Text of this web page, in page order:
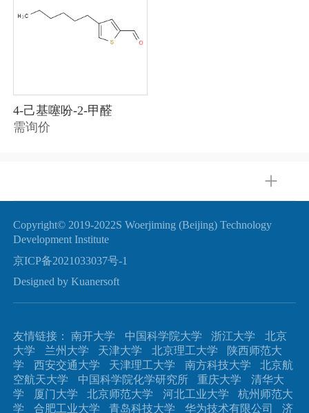
4-己基噻吩-2-甲醛
需询价
Copyright© 2019-2022S Woerjiming (Beijing) Technology
Development Institute
京ICP备2021033037号-1
Designed by Kuanersoft
友情链接： 南开大学 中国科学院大学 浙江大学
北京
大学
兰州大学 天津大学 北京理工大学
陕西师范大
学
西安交通大学 天津理工大学 南方科技大学
北京航
空航天大学
中国科学院化学研究所 重庆大学
清华大
学
厦门大学 北京师范大学 河北工业大学
杭州师范大
学
合肥工业大学 青岛科技大学 华为技术有限公司 济